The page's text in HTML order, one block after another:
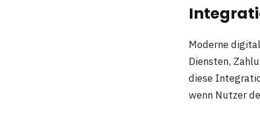
Moderne
Diensten,
diese
wenn Nutzer